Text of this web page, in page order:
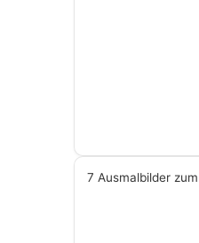
7 Ausmalbilder